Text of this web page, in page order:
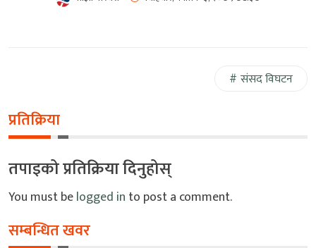
संसद विघटन
प्रतिक्रिया
तपाइको प्रतिक्रिया दिनुहोस्
You must belogged in to post a comment.
सम्बन्धित खवर